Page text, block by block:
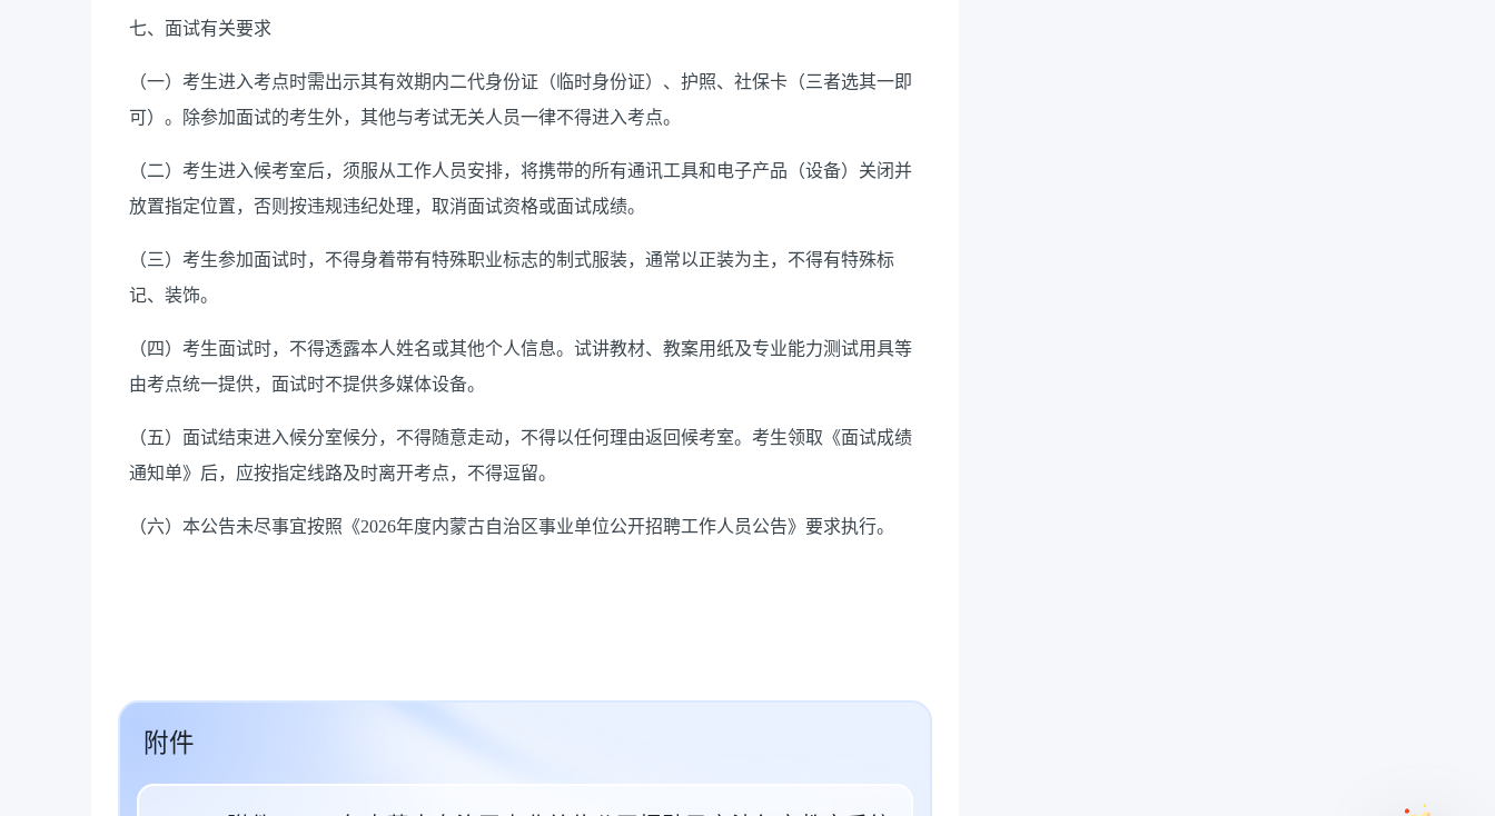
七、面试有关要求
（一） 考生进入考点时需出示其有效期内二代身份证（临时身份证）、护照、社保卡（三者选其一即
可） 。 除参加面试的考生外，其他与考试无关人员一律不得进入考点。
（二） 考生进入候考室后，须服从工作人员安排，将携带的所有通讯工具和电子产品（设备）关闭并
放置指定位置，否则按违规违纪处理，取消面试资格或面试成绩。
（三）考生参加面试时，不得身着带有特殊职业标志的制式服装，通常以正装为主，不得有特殊标
记、装饰。
（四）考生面试时，不得透露本人姓名或其他个人信息。试讲教材、教案用纸及专业能力测试用具等
由考点统一提供， 面试时不提供多媒体设备。
（五）面试结束进入候分室候分，不得随意走动，不得以任何理由返回候考室。 考生领取《面试成绩
通知单》后，应按指定线路及时离开考点，不得逗留。
（六）本公告未尽事宜按照《2026年度内蒙古自治区事业单位公开招聘工作人员公告》要求执行。
附件